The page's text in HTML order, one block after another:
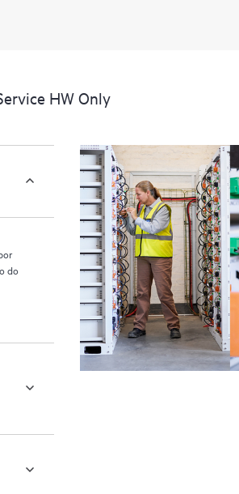
também um portal de recursos e
oferece acesso a recursos HPE
HW Only
do